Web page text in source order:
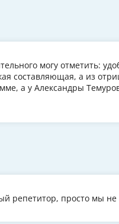
могу отметить:
составляющая, а из
а у Александры
репетитор, просто мы